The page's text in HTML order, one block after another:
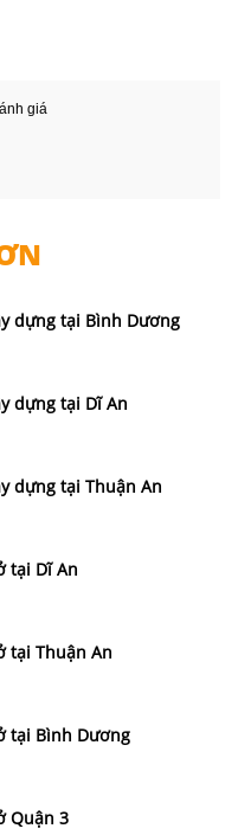
giá
dựng tại Bình Dương
dựng tại Dĩ An
dựng tại Thuận An
tại Dĩ An
tại Thuận An
tại Bình Dương
Quận 3